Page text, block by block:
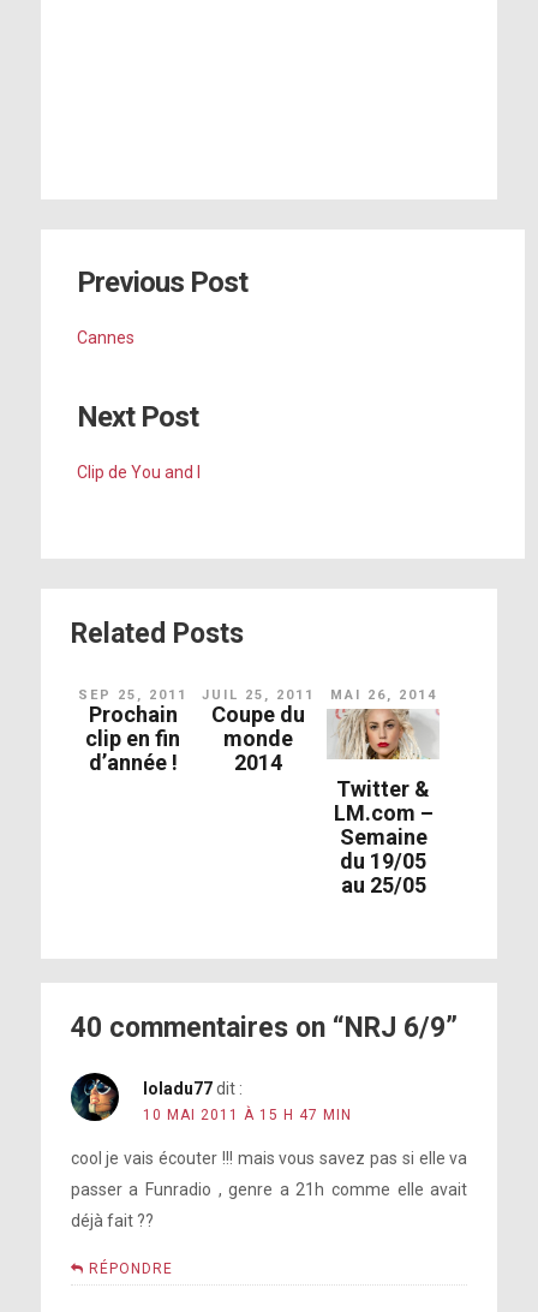
Previous Post
Cannes
Next Post
Clip de You and I
Related Posts
SEP 25, 2011
Prochain
clip en fin
d’année !
JUIL 25, 2011
Coupe du
monde
2014
MAI 26, 2014
Twitter &
LM.com –
Semaine
du 19/05
au 25/05
40 commentaires on “NRJ 6/9”
loladu77 dit :
10 MAI 2011 À 15 H 47 MIN
cool je vais écouter !!! mais vous savez pas si elle va
passer a Funradio , genre a 21h comme elle avait
déjà fait ??
RÉPONDRE